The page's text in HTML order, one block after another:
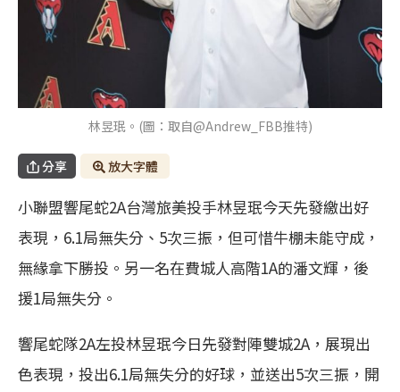
林昱珉。(圖：取自@Andrew_FBB推特)
分享 放大字體
小聯盟響尾蛇2A台灣旅美投手林昱珉今天先發繳出好
表現，6.1局無失分、5次三振，但可惜牛棚未能守成，
無緣拿下勝投。另一名在費城人高階1A的潘文輝，後
援1局無失分。
響尾蛇隊2A左投林昱珉今日先發對陣雙城2A，展現出
色表現，投出6.1局無失分的好球，並送出5次三振，開